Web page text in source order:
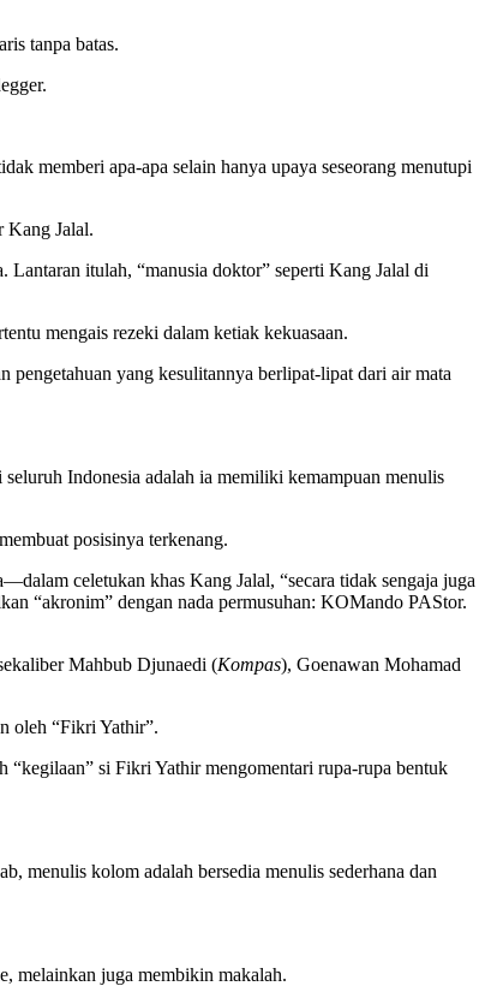
tanpa batas.
memberi apa-apa selain hanya upaya seseorang menutupi
Kang Jalal.
Lantaran itulah, “manusia doktor” seperti Kang Jalal di
mengais rezeki dalam ketiak kekuasaan.
pengetahuan yang kesulitannya berlipat-lipat dari air mata
Indonesia adalah ia memiliki kemampuan menulis
posisinya terkenang.
celetukan khas Kang Jalal, “secara tidak sengaja juga
“akronim” dengan nada permusuhan: KOMando PAStor.
Mahbub Djunaedi (Kompas), Goenawan Mohamad
oleh “Fikri Yathir”.
“kegilaan” si Fikri Yathir mengomentari rupa-rupa bentuk
menulis kolom adalah bersedia menulis sederhana dan
melainkan juga membikin makalah.